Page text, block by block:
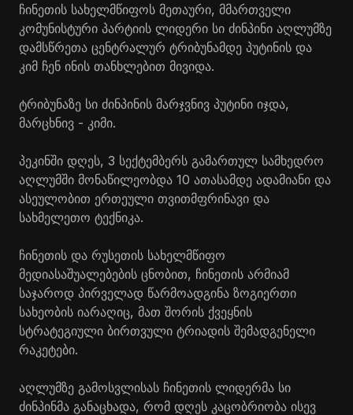
ჩინეთის სახელმწიფოს მეთაური, მმართველი
კომუნისტური პარტიის ლიდერი სი ძინპინი აღლუმზე
დამსწრეთა ცენტრალურ ტრიბუნამდე პუტინის და
კიმ ჩენ ინის თანხლებით მივიდა.
ტრიბუნაზე სი ძინპინის მარჯვნივ პუტინი იჯდა,
მარცხნივ - კიმი.
პეკინში დღეს, 3 სექტემბერს გამართულ სამხედრო
აღლუმში მონაწილეობდა 10 ათასამდე ადამიანი და
ასეულობით ერთეული თვითმფრინავი და
სახმელეთო ტექნიკა.
ჩინეთის და რუსეთის სახელმწიფო
მედიასაშუალებების ცნობით, ჩინეთის არმიამ
საჯაროდ პირველად წარმოადგინა ზოგიერთი
სახეობის იარაღიც, მათ შორის ქვეყნის
სტრატეგიული ბირთვული ტრიადის შემადგენელი
რაკეტები.
აღლუმზე გამოსვლისას ჩინეთის ლიდერმა სი
ძინპინმა განაცხადა, რომ დღეს კაცობრიობა ისევ